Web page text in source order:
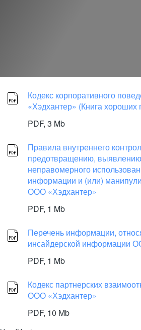
Кодекс корпоративного
«Хэдхантер» (Книга хороших
PDF, 3 Mb
Правила внутреннего
предотвращению,
неправомерного
информации и (или)
ООО «Хэдхантер»
PDF, 1 Mb
Перечень информации,
инсайдерской информации
PDF, 1 Mb
Кодекс партнерских
ООО «Хэдхантер»
PDF, 10 Mb